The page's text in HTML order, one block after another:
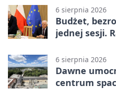
meczu III
6 sierpnia 2026
Budżet,
jednej sesji.
6 sierpnia 2026
Dawne
centrum